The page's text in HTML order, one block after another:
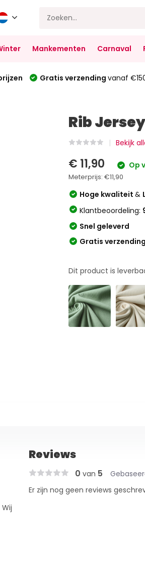
Mankementen Carnaval
Gratis verzending vanaf
Rib
Bekijk
€ 11,90 Op
Meterprijs:€11,90
Hoge kwaliteit&
Klantbeoordeling:
Snel geleverd
Gratis
Dit product is
Reviews
0 van 5
Er zijn nog geen reviews